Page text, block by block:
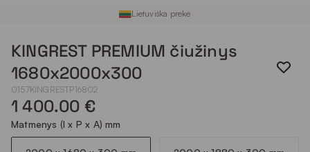
Lietuviška prekė
KINGREST PREMIUM čiužinys
1680x2000x300
0157KINGRESTP16802
1 400.00 €
Matmenys (I x P x A) mm